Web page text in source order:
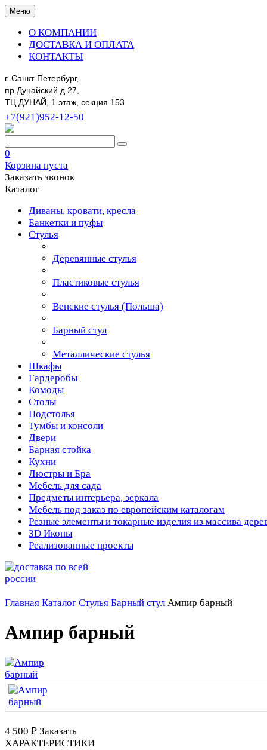
Меню
О КОМПАНИИ
ДОСТАВКА И ОПЛАТА
КОНТАКТЫ
г. Санкт-Петербург,
пр.Дунайский д.27,
ТЦ ДУНАЙ, 1 этаж, секция 153
+7(921)952-12-50
0
Корзина пуста
Заказать звонок
Каталог
Диваны, кровати, кресла
Банкетки и пуфы
Стулья
Деревянные стулья
Пластиковые стулья
Венские стулья (Польша)
Барный стул
Металлические стулья
Шкафы
Гардеробы
Комоды
Столы
Подстолья
Тумбы и консоли
Двери
Барная стойка
Кухни
Люстры и Бра
Мебель для сада
Предметы интерьера, зеркала
Мебель под заказ по европейским каталогам
Резные элементы и токарные изделия из массива
3D Иконы
Реализованные проекты
Главная Каталог Стулья Барный стул Ампир барный
Ампир барный
4 500 ₽ Заказать
ХАРАКТЕРИСТИКИ